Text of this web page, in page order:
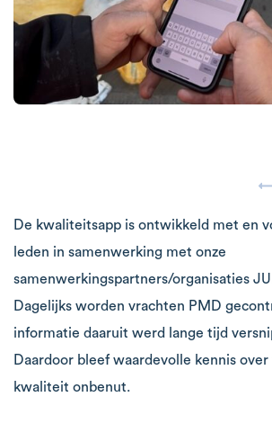
De kwaliteitsapp is ontwikkeld met en
leden in samenwerking met onze
samenwerkingspartners/organisaties
Dagelijks worden vrachten PMD
informatie daaruit werd lange tijd
Daardoor bleef waardevolle kennis
kwaliteit onbenut.